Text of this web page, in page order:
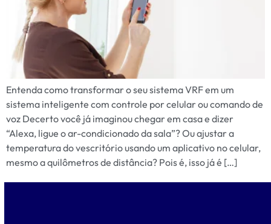
Entenda como transformar o seu sistema VRF em um
sistema inteligente com controle por celular ou comando de
voz Decerto você já imaginou chegar em casa e dizer
“Alexa, ligue o ar-condicionado da sala”? Ou ajustar a
temperatura do vescritório usando um aplicativo no celular,
mesmo a quilômetros de distância? Pois é, isso já é […]